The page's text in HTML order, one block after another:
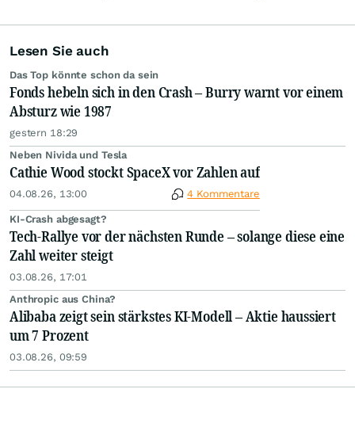
Lesen Sie auch
Das Top könnte schon da sein
Fonds hebeln sich in den Crash – Burry warnt vor einem
Absturz wie 1987
gestern 18:29
Neben Nivida und Tesla
Cathie Wood stockt SpaceX vor Zahlen auf
04.08.26, 13:00 4 Kommentare
KI-Crash abgesagt?
Tech-Rallye vor der nächsten Runde – solange diese eine
Zahl weiter steigt
03.08.26, 17:01
Anthropic aus China?
Alibaba zeigt sein stärkstes KI-Modell – Aktie haussiert
um 7 Prozent
03.08.26, 09:59